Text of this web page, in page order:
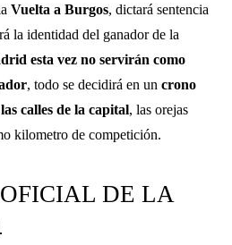
Vuelta a Burgos, dictará sentencia
la identidad del ganador de la
esta vez no servirán como
, todo se decidirá en un crono
calles de la capital, las orejas
kilometro de competición.
DE LA